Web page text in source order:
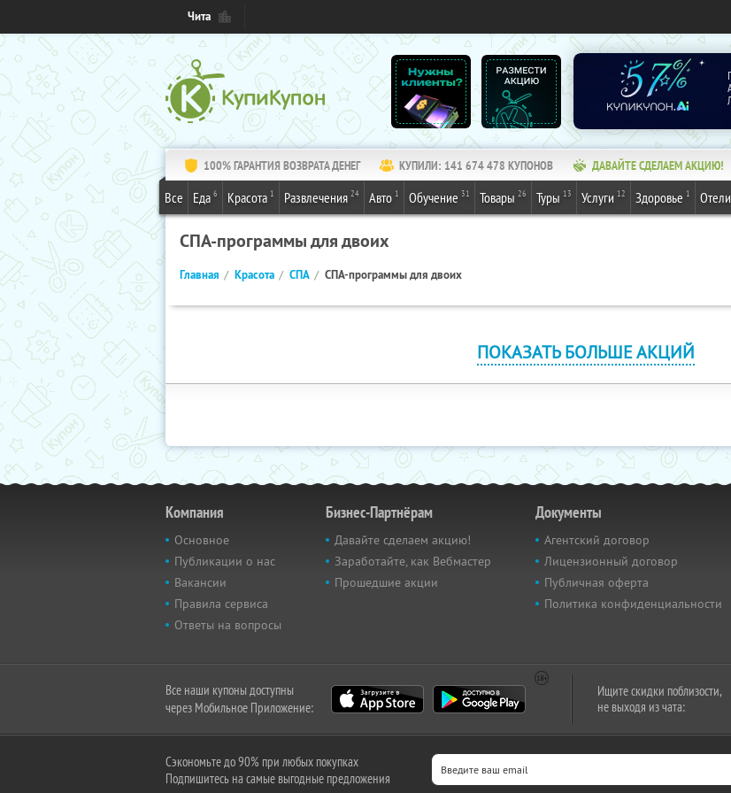
Чита
100% ГАРАНТИЯ ВОЗВРАТА ДЕНЕГ КУПИЛИ: 141 674 478 КУПОНОВ ДАВАЙТЕ СДЕЛАЕМ АКЦИЮ!
Все Еда 6 Красота 1 Развлечения 24 Авто 1 Обучение 31 Товары 26 Туры 13 Услуги 12 Здоровье 1 Отели
СПА-программы для двоих
Главная Красота СПА СПА-программы для двоих
ПОКАЗАТЬ БОЛЬШЕ АКЦИЙ
Компания
Основное
Публикации о нас
Вакансии
Правила сервиса
Ответы на вопросы
Бизнес-Партнёрам
Давайте сделаем акцию!
Заработайте, как Вебмастер
Прошедшие акции
Документы
Агентский договор
Лицензионный договор
Публичная оферта
Политика конфиденциальности
Все наши купоны доступны
через Мобильное Приложение:
Ищите скидки поблизости,
не выходя из чата:
Сэкономьте до 90% при любых покупках
Подпишитесь на самые выгодные предложения